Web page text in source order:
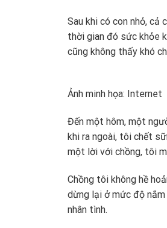
Sau khi có con nhỏ, cả
thời gian đó sức khỏe
cũng không thấy khó
Ảnh minh họa: Internet
Đến một hôm, một
khi ra ngoài, tôi chết
một lời với chồng, tôi
Chồng tôi không hề
dừng lại ở mức độ
nhân tình.